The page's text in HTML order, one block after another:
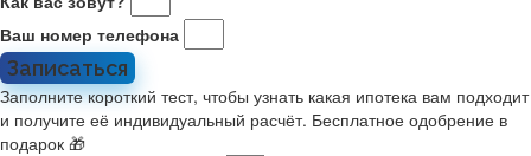
Ваш номер телефона
Записаться
Заполните короткий тест, чтобы узнать какая ипотека вам подходит
и получите её индивидуальный расчёт. Бесплатное одобрение в
подарок 🎁